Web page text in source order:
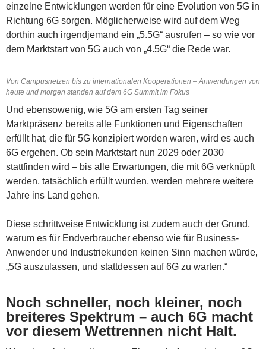
einzelne Entwicklungen werden für eine Evolution von 5G in
Richtung 6G sorgen. Möglicherweise wird auf dem Weg
dorthin auch irgendjemand ein „5.5G“ ausrufen – so wie vor
dem Marktstart von 5G auch von „4.5G“ die Rede war.
Von Campusnetzen bis zu internationalen Kooperationen – Anwendungen von
heute und morgen standen auf dem 6G Summit im Fokus
Und ebensowenig, wie 5G am ersten Tag seiner
Marktpräsenz bereits alle Funktionen und Eigenschaften
erfüllt hat, die für 5G konzipiert worden waren, wird es auch
6G ergehen. Ob sein Marktstart nun 2029 oder 2030
stattfinden wird – bis alle Erwartungen, die mit 6G verknüpft
werden, tatsächlich erfüllt wurden, werden mehrere weitere
Jahre ins Land gehen.
Diese schrittweise Entwicklung ist zudem auch der Grund,
warum es für Endverbraucher ebenso wie für Business-
Anwender und Industriekunden keinen Sinn machen würde,
„5G auszulassen, und stattdessen auf 6G zu warten.“
Noch schneller, noch kleiner, noch
breiteres Spektrum – auch 6G macht
vor diesem Wettrennen nicht Halt.